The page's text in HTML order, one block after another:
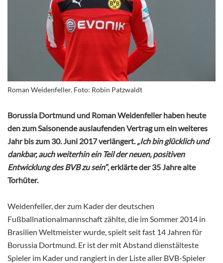
Roman Weidenfeller. Foto: Robin Patzwaldt
Borussia Dortmund und Roman Weidenfeller haben heute
den zum Saisonende auslaufenden Vertrag um ein weiteres
Jahr bis zum 30. Juni 2017 verlängert. „Ich bin glücklich und
dankbar, auch weiterhin ein Teil der neuen, positiven
Entwicklung des BVB zu sein“, erklärte der 35 Jahre alte
Torhüter.
Weidenfeller, der zum Kader der deutschen
Fußballnationalmannschaft zählte, die im Sommer 2014 in
Brasilien Weltmeister wurde, spielt seit fast 14 Jahren für
Borussia Dortmund. Er ist der mit Abstand dienstälteste
Spieler im Kader und rangiert in der Liste aller BVB-Spieler